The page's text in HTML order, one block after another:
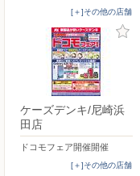
[＋]その他の店舗
ケーズデンキ/尼崎浜
田店
ドコモフェア開催開催
[＋]その他の店舗